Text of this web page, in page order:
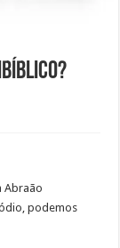
Abraão
podemos